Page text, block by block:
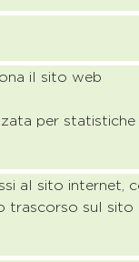
il sito web
per statistiche
al sito internet,
trascorso sul sito